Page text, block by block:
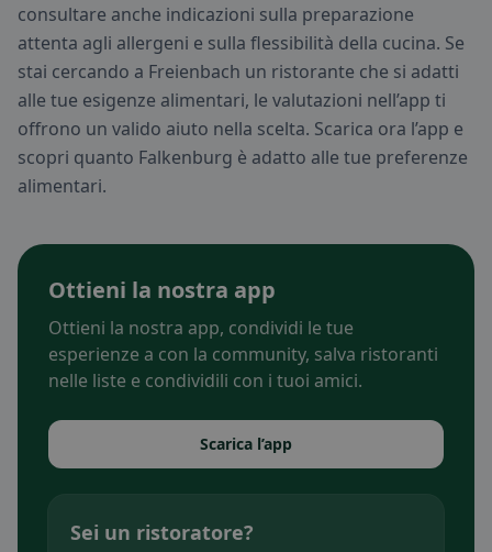
consultare anche indicazioni sulla preparazione
attenta agli allergeni e sulla flessibilità della cucina. Se
stai cercando a Freienbach un ristorante che si adatti
alle tue esigenze alimentari, le valutazioni nell’app ti
offrono un valido aiuto nella scelta. Scarica ora l’app e
scopri quanto Falkenburg è adatto alle tue preferenze
alimentari.
Ottieni la nostra app
Ottieni la nostra app, condividi le tue
esperienze a con la community, salva ristoranti
nelle liste e condividili con i tuoi amici.
Scarica l’app
Sei un ristoratore?